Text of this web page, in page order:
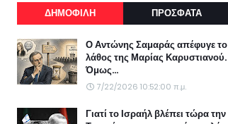
ΔΗΜΟΦΙΛΗ ΠΡΟΣΦΑΤΑ
Ο Αντώνης Σαμαράς απέφυγε το
λάθος της Μαρίας Καρυστιανού.
Όμως...
7/22/2026 10:52:00 π.μ.
Γιατί το Ισραήλ βλέπει τώρα την